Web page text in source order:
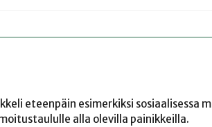
eteenpäin esimerkiksi sosiaalisessa
alla olevilla painikkeilla.